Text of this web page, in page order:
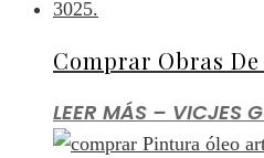
Comprar Obras
LEER MÁS – VICJES